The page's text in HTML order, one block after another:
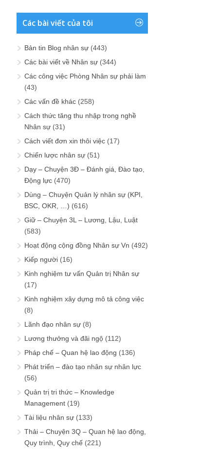
Các bài viết của tôi
Bản tin Blog nhân sự (443)
Các bài viết về Nhân sự (344)
Các công việc Phòng Nhân sự phải làm
(43)
Các vấn đề khác (258)
Cách thức tăng thu nhập trong nghề
Nhân sự (31)
Cách viết đơn xin thôi việc (17)
Chiến lược nhân sự (51)
Dạy – Chuyện 3Đ – Đánh giá, Đào tạo,
Động lực (470)
Dùng – Chuyện Quản lý nhân sự (KPI,
BSC, OKR, …) (616)
Giữ – Chuyện 3L – Lương, Lậu, Luật
(583)
Hoạt động cộng đồng Nhân sự Vn (492)
Kiếp người (16)
Kinh nghiệm tư vấn Quản trị Nhân sự
(17)
Kinh nghiệm xây dựng mô tả công việc
(8)
Lãnh đạo nhân sự (8)
Lương thưởng và đãi ngộ (112)
Pháp chế – Quan hệ lao động (136)
Phát triển – đào tạo nhân sự nhân lực
(56)
Quản trị tri thức – Knowledge
Management (19)
Tài liệu nhân sự (133)
Thải – Chuyện 3Q – Quan hệ lao động,
Quy trình, Quy chế (221)